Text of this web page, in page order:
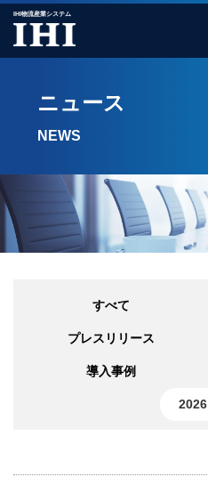
ニュース
NEWS
すべて
プレスリリース
導入事例
2026
IHI物流産業システム